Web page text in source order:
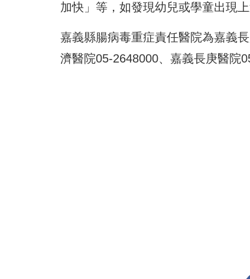
加快」等，如發現幼兒或學童出現
嘉義縣腸病毒重症責任醫院為嘉義
濟醫院05-2648000、嘉義長庚醫院